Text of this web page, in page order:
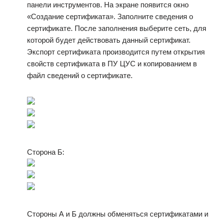
панели инструментов. На экране появится окно
«Создание сертификата». Заполните сведения о
сертификате. После заполнения выберите сеть, для
которой будет действовать данный сертификат.
Экспорт сертификата производится путем открытия
свойств сертификата в ПУ ЦУС и копированием в
файл сведений о сертификате.
Сторона Б:
Стороны А и Б должны обменяться сертификатами и